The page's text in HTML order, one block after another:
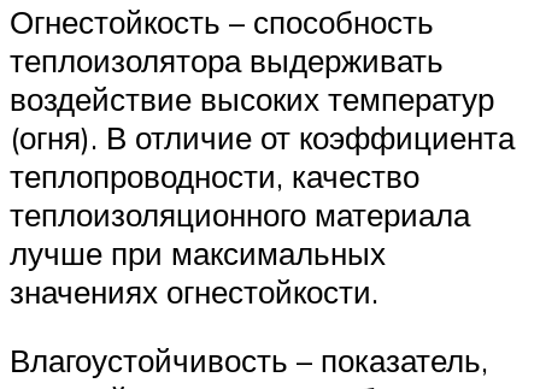
Огнестойкость – способность
теплоизолятора выдерживать
воздействие высоких температур
(огня). В отличие от коэффициента
теплопроводности, качество
теплоизоляционного материала
лучше при максимальных
значениях огнестойкости.
Влагоустойчивость – показатель,